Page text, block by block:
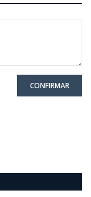
CONFIRMAR